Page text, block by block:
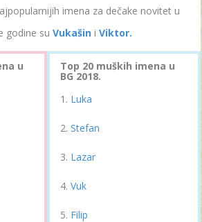
imena za dečake novitet u
godine su Vukašin i Viktor.
u Top 20 muških imena u
BG 2018.
Luka
Stefan
Lazar
Vuk
Filip